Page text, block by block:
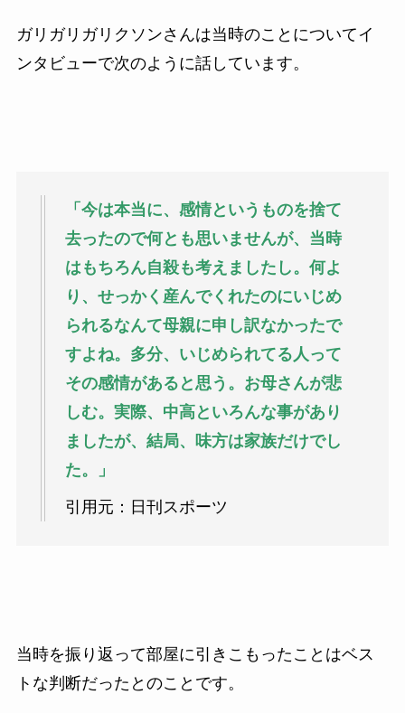
ガリガリガリクソンさんは当時のことについてイ
ンタビューで次のように話しています。
「今は本当に、感情というものを捨て
去ったので何とも思いませんが、当時
はもちろん自殺も考えましたし。何よ
り、せっかく産んでくれたのにいじめ
られるなんて母親に申し訳なかったで
すよね。多分、いじめられてる人って
その感情があると思う。お母さんが悲
しむ。実際、中高といろんな事があり
ましたが、結局、味方は家族だけでし
た。」
引用元：日刊スポーツ
当時を振り返って部屋に引きこもったことはベス
トな判断だったとのことです。